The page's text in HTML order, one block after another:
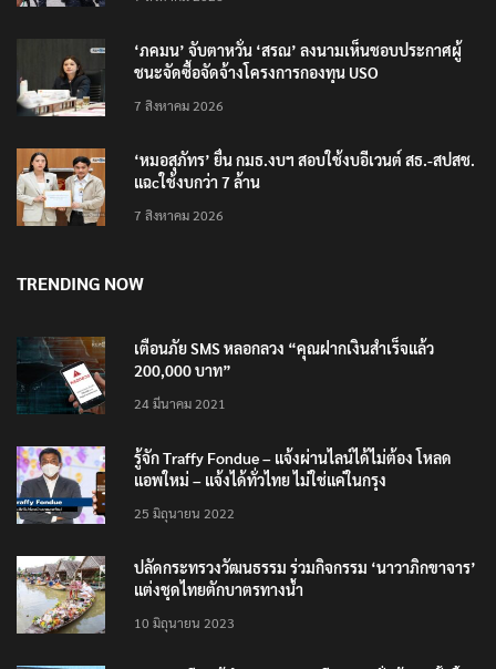
‘ภคมน’ จับตาหวั่น ‘สรณ’ ลงนามเห็นชอบประกาศผู้
ชนะจัดซื้อจัดจ้างโครงการกองทุน USO
7 สิงหาคม 2026
‘หมอสุภัทร’ ยื่น กมธ.งบฯ สอบใช้งบอีเวนต์ สธ.-สปสช.
แฉcใช้งบกว่า 7 ล้าน
7 สิงหาคม 2026
TRENDING NOW
เตือนภัย SMS หลอกลวง “คุณฝากเงินสำเร็จแล้ว
200,000 บาท”
24 มีนาคม 2021
รู้จัก Traffy Fondue – แจ้งผ่านไลน์ได้ไม่ต้อง โหลด
แอพใหม่ – แจ้งได้ทั่วไทย ไม่ใช่แค่ในกรุง
25 มิถุนายน 2022
ปลัดกระทรวงวัฒนธรรม ร่วมกิจกรรม ‘นาวาภิกขาจาร’
แต่งชุดไทยตักบาตรทางน้ำ
10 มิถุนายน 2023